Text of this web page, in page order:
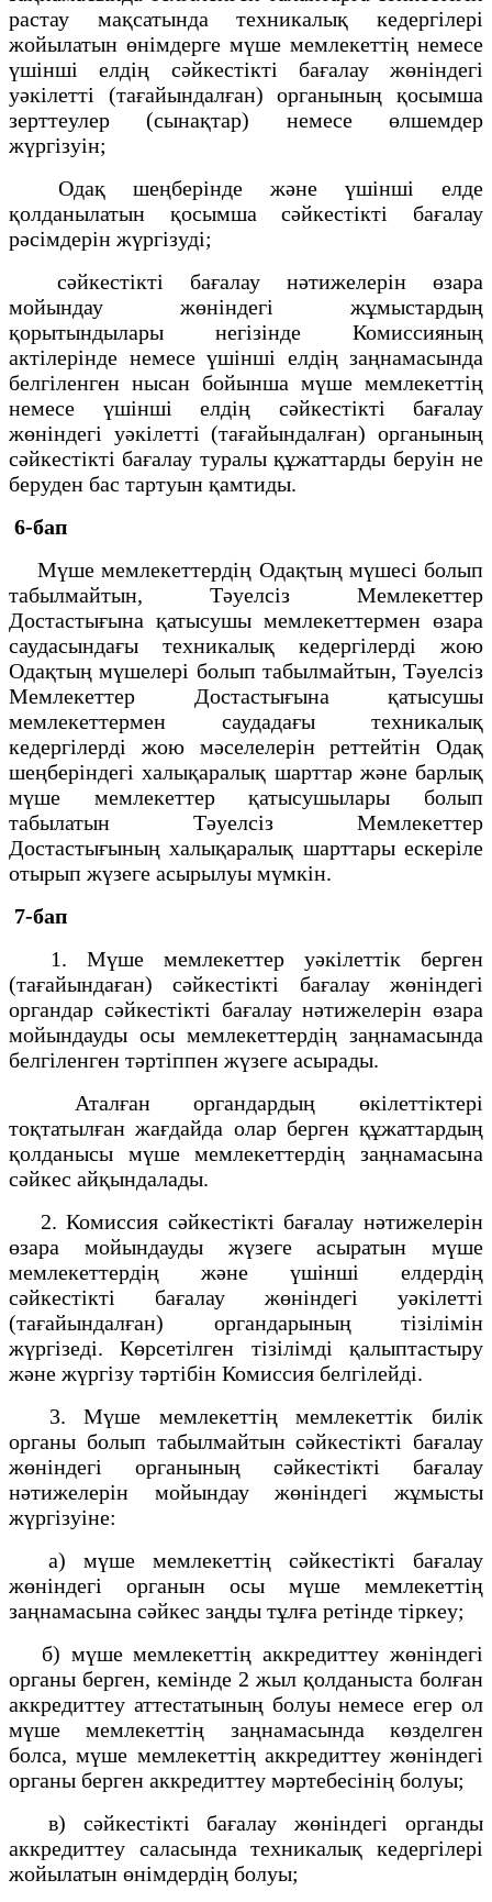
растау мақсатында техникалық кедергілері
жойылатын өнімдерге мүше мемлекеттің немесе
үшінші елдің сәйкестікті бағалау жөніндегі
уәкілетті (тағайындалған) органының қосымша
зерттеулер (сынақтар) немесе өлшемдер
жүргізуін;
Одақ шеңберінде және үшінші елде
қолданылатын қосымша сәйкестікті бағалау
рәсімдерін жүргізуді;
сәйкестікті бағалау нәтижелерін өзара
мойындау жөніндегі жұмыстардың
қорытындылары негізінде Комиссияның
актілерінде немесе үшінші елдің заңнамасында
белгіленген нысан бойынша мүше мемлекеттің
немесе үшінші елдің сәйкестікті бағалау
жөніндегі уәкілетті (тағайындалған) органының
сәйкестікті бағалау туралы құжаттарды беруін не
беруден бас тартуын қамтиды.
6-бап
Мүше мемлекеттердің Одақтың мүшесі болып
табылмайтын, Тәуелсіз Мемлекеттер
Достастығына қатысушы мемлекеттермен өзара
саудасындағы техникалық кедергілерді жою
Одақтың мүшелері болып табылмайтын, Тәуелсіз
Мемлекеттер Достастығына қатысушы
мемлекеттермен саудадағы техникалық
кедергілерді жою мәселелерін реттейтін Одақ
шеңберіндегі халықаралық шарттар және барлық
мүше мемлекеттер қатысушылары болып
табылатын Тәуелсіз Мемлекеттер
Достастығының халықаралық шарттары ескеріле
отырып жүзеге асырылуы мүмкін.
7-бап
1. Мүше мемлекеттер уәкілеттік берген
(тағайындаған) сәйкестікті бағалау жөніндегі
органдар сәйкестікті бағалау нәтижелерін өзара
мойындауды осы мемлекеттердің заңнамасында
белгіленген тәртіппен жүзеге асырады.
Аталған органдардың өкілеттіктері
тоқтатылған жағдайда олар берген құжаттардың
қолданысы мүше мемлекеттердің заңнамасына
сәйкес айқындалады.
2. Комиссия сәйкестікті бағалау нәтижелерін
өзара мойындауды жүзеге асыратын мүше
мемлекеттердің және үшінші елдердің
сәйкестікті бағалау жөніндегі уәкілетті
(тағайындалған) органдарының тізілімін
жүргізеді. Көрсетілген тізілімді қалыптастыру
және жүргізу тәртібін Комиссия белгілейді.
3. Мүше мемлекеттің мемлекеттік билік
органы болып табылмайтын сәйкестікті бағалау
жөніндегі органының сәйкестікті бағалау
нәтижелерін мойындау жөніндегі жұмысты
жүргізуіне:
а) мүше мемлекеттің сәйкестікті бағалау
жөніндегі органын осы мүше мемлекеттің
заңнамасына сәйкес заңды тұлға ретінде тіркеу;
б) мүше мемлекеттің аккредиттеу жөніндегі
органы берген, кемінде 2 жыл қолданыста болған
аккредиттеу аттестатының болуы немесе егер ол
мүше мемлекеттің заңнамасында көзделген
болса, мүше мемлекеттің аккредиттеу жөніндегі
органы берген аккредиттеу мәртебесінің болуы;
в) сәйкестікті бағалау жөніндегі органды
аккредиттеу саласында техникалық кедергілері
жойылатын өнімдердің болуы;